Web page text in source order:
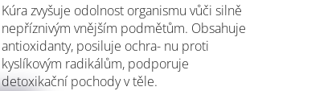
Kúra zvyšuje odolnost organismu vůči silně
nepříznivým vnějším podmětům. Obsahuje
antioxidanty, posiluje ochra- nu proti
kyslíkovým radikálům, podporuje
detoxikační pochody v těle.